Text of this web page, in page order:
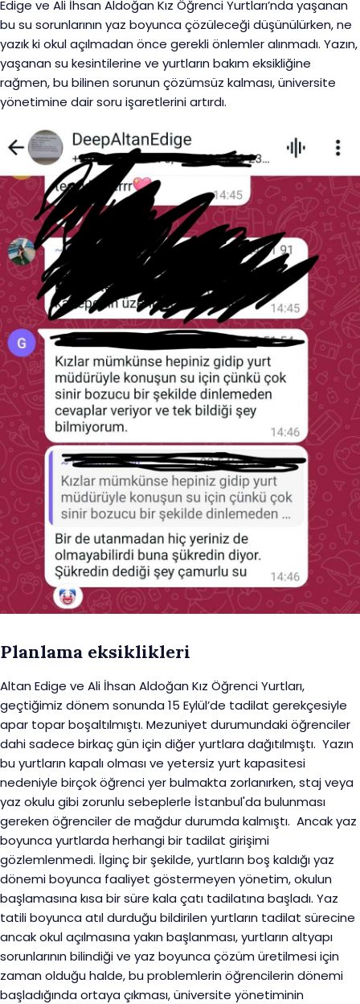
Edige ve Ali İhsan Aldoğan Kız Öğrenci Yurtları’nda yaşanan
bu su sorunlarının yaz boyunca çözüleceği düşünülürken, ne
yazık ki okul açılmadan önce gerekli önlemler alınmadı. Yazın,
yaşanan su kesintilerine ve yurtların bakım eksikliğine
rağmen, bu bilinen sorunun çözümsüz kalması, üniversite
yönetimine dair soru işaretlerini artırdı.
Planlama eksiklikleri
Altan Edige ve Ali İhsan Aldoğan Kız Öğrenci Yurtları,
geçtiğimiz dönem sonunda 15 Eylül’de tadilat gerekçesiyle
apar topar boşaltılmıştı. Mezuniyet durumundaki öğrenciler
dahi sadece birkaç gün için diğer yurtlara dağıtılmıştı. Yazın
bu yurtların kapalı olması ve yetersiz yurt kapasitesi
nedeniyle birçok öğrenci yer bulmakta zorlanırken, staj veya
yaz okulu gibi zorunlu sebeplerle İstanbul'da bulunması
gereken öğrenciler de mağdur durumda kalmıştı. Ancak yaz
boyunca yurtlarda herhangi bir tadilat girişimi
gözlemlenmedi. İlginç bir şekilde, yurtların boş kaldığı yaz
dönemi boyunca faaliyet göstermeyen yönetim, okulun
başlamasına kısa bir süre kala çatı tadilatına başladı. Yaz
tatili boyunca atıl durduğu bildirilen yurtların tadilat sürecine
ancak okul açılmasına yakın başlanması, yurtların altyapı
sorunlarının bilindiği ve yaz boyunca çözüm üretilmesi için
zaman olduğu halde, bu problemlerin öğrencilerin dönemi
başladığında ortaya çıkması, üniversite yönetiminin